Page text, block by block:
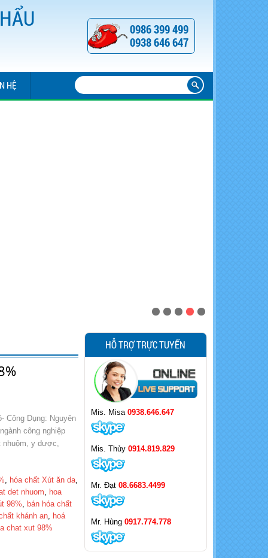
0986 399 499
0938 646 647
HỆ
Công Dụng: Nguyên
công nghiệp
nhuộm, y dược,
hóa chất Xút ăn da
det nhuom
hoa
98%
bán hóa chất
khánh an
hoá
chat xut 98%
HỖ TRỢ TRỰC TUYẾN
Mis. Misa 0938.646.647
Mis. Thủy 0914.819.829
Mr. Đạt 08.6683.4499
Mr. Hùng 0917.774.778